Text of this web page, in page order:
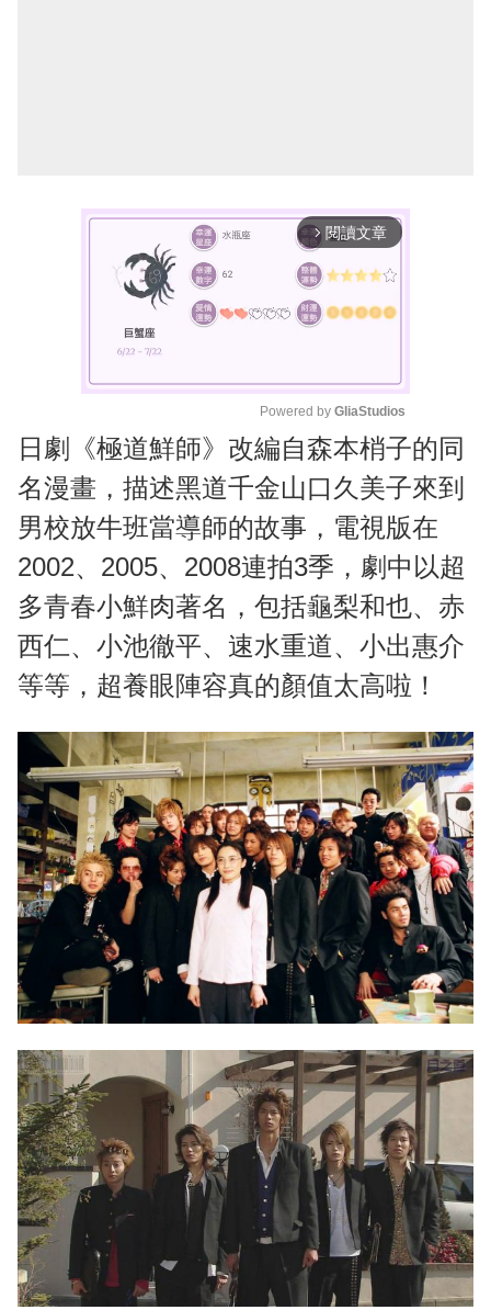
arrow_forward_ios 閱讀文章
M
u
t
e
Powered by GliaStudios
日劇《極道鮮師》改編自森本梢子的同
名漫畫，描述黑道千金山口久美子來到
男校放牛班當導師的故事，電視版在
2002、2005、2008連拍3季，劇中以超
多青春小鮮肉著名，包括龜梨和也、赤
西仁、小池徹平、速水重道、小出惠介
等等，超養眼陣容真的顏值太高啦！